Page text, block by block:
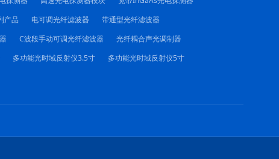
产品 电可调光纤滤波器
带通型光纤滤波器
C波段手动可调光纤滤波器
光纤耦合声光调制器
多功能光时域反射仪3.5寸
多功能光时域反射仪5寸